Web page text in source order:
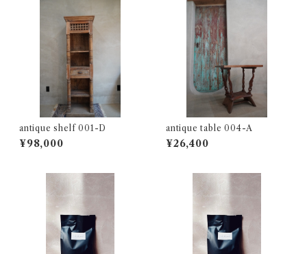
antique shelf 001-D
¥98,000
antique table 004-A
¥26,400